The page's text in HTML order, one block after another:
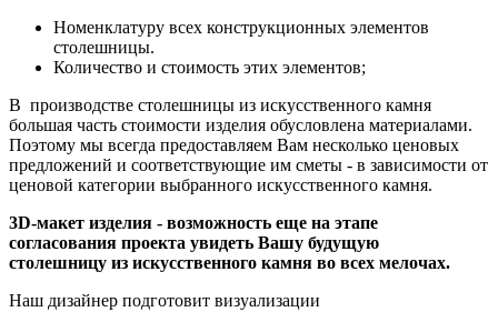
Номенклатуру всех конструкционных элементов
столешницы.
Количество и стоимость этих элементов;
В производстве столешницы из искусственного камня
большая часть стоимости изделия обусловлена материалами.
Поэтому мы всегда предоставляем Вам несколько ценовых
предложений и соответствующие им сметы - в зависимости от
ценовой категории выбранного искусственного камня.
3D-макет изделия - возможность еще на этапе
согласования проекта увидеть Вашу будущую
столешницу из искусственного камня во всех мелочах.
Наш дизайнер подготовит визуализации